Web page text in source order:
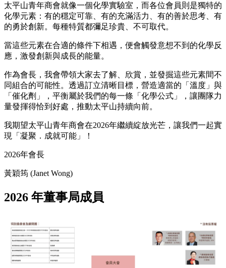
太平山青年商會就像一個化學實驗室，而各位會員則是獨特的
化學元素：有的穩定可靠、有的充滿活力、有的善於思考、有
的勇於創新。每種特質都彌足珍貴、不可取代。
當這些元素在合適的條件下相遇，便會觸發意想不到的化學反
應，激發創新與成長的能量。
作為會長，我會帶領大家去了解、欣賞，並發掘這些元素間不
同組合的可能性。透過訂立清晰目標，營造適當的「溫度」與
「催化劑」，平衡屬於我們的每一條「化學公式」，讓團隊力
量發揮得恰到好處，推動太平山持續向前。
我期望太平山青年商會在2026年繼續綻放光芒，讓我們一起實
現「凝聚．成就可能」！
2026年會長
黃穎筠 (Janet Wong)
2026 年董事局成員